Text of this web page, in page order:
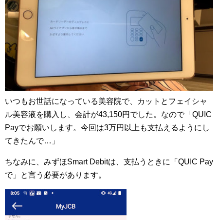
いつもお世話になっている美容院で、カットとフェイシャ
ル美容液を購入し、会計が43,150円でした。なので「QUIC
Payでお願いします。今回は3万円以上も支払えるようにし
てきたんで…」
ちなみに、みずほSmart Debitは、支払うときに「QUIC Pay
で」と言う必要があります。